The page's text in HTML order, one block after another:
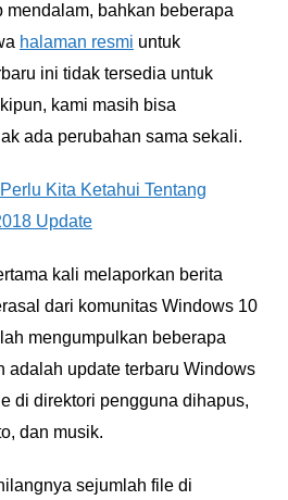
mendalam, bahkan beberapa
halaman resmi untuk
ini tidak tersedia untuk
kami masih bisa
ada perubahan sama sekali.
Kita Ketahui Tentang
Update
kali melaporkan berita
dari komunitas Windows 10
mengumpulkan beberapa
adalah update terbaru Windows
di direktori pengguna dihapus,
dan musik.
sejumlah file di